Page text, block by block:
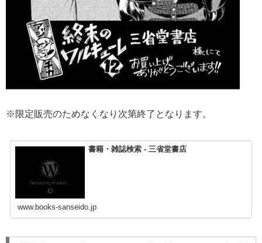
※限定販売のためなくなり次第終了となります。
書籍・雑誌検索 - 三省堂書店
www.books-sanseido.jp